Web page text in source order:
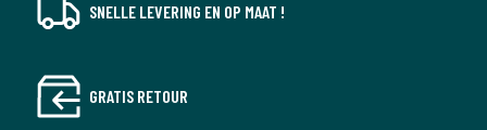
SNELLE LEVERING EN OP MAAT !
GRATIS RETOUR